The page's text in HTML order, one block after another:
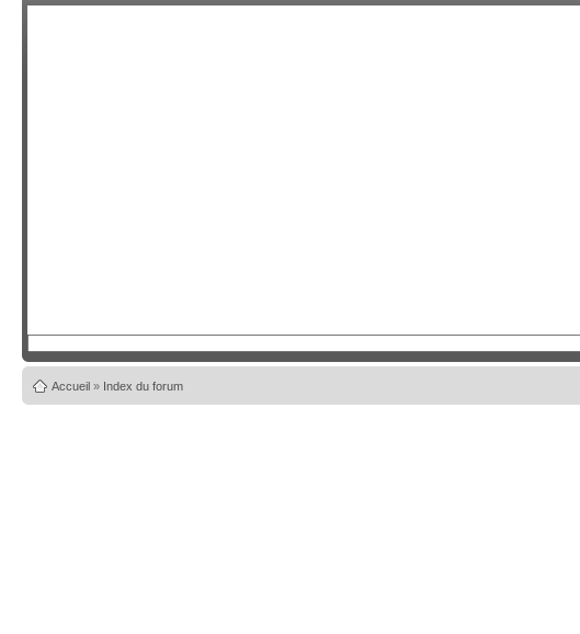
Accueil » Index du forum